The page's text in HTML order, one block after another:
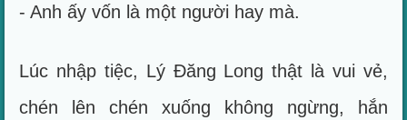
- Anh ấy vốn là một người hay mà.
Lúc nhập tiệc, Lý Đăng Long thật là vui vẻ,
chén lên chén xuống không ngừng, hắn